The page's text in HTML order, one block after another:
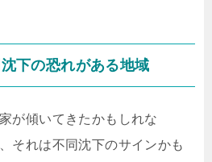
下の恐れがある地域
が傾いてきたかもしれな
それは不同沈下のサインかも